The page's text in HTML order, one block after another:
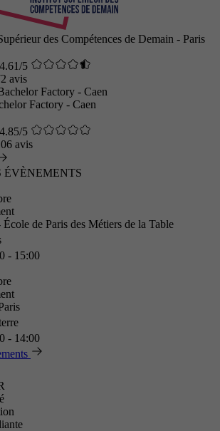
des Compétences de Demain - Paris
5
avis
Factory - Caen
5
avis
ÉVÈNEMENTS
de Paris des Métiers de la Table
- 15:00
- 14:00